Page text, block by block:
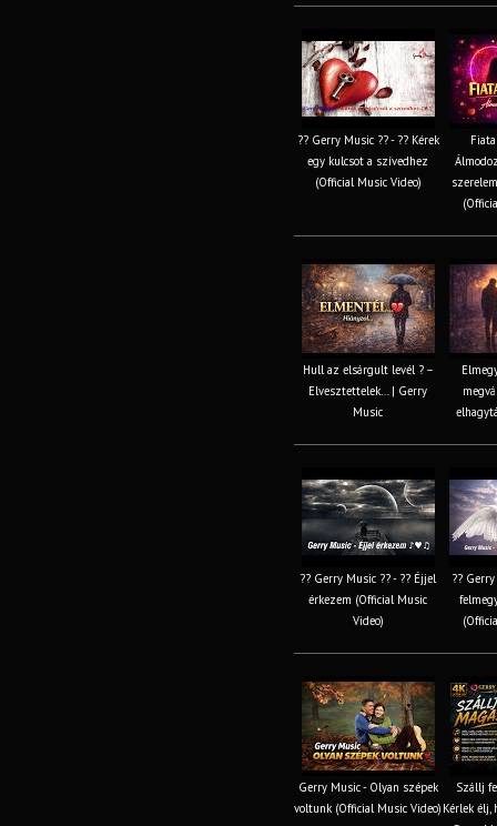
?? Gerry Music ?? - ?? Kérek
egy kulcsot a szívedhez
(Official Music Video)
Hull az elsárgult levél ? –
Elvesztettelek… | Gerry
Music
?? Gerry Music ?? - ?? Éjjel
érkezem (Official Music
Video)
??
Gerry Music - Olyan szépek
voltunk (Official Music Video)
Szállj
Kérlek élj,